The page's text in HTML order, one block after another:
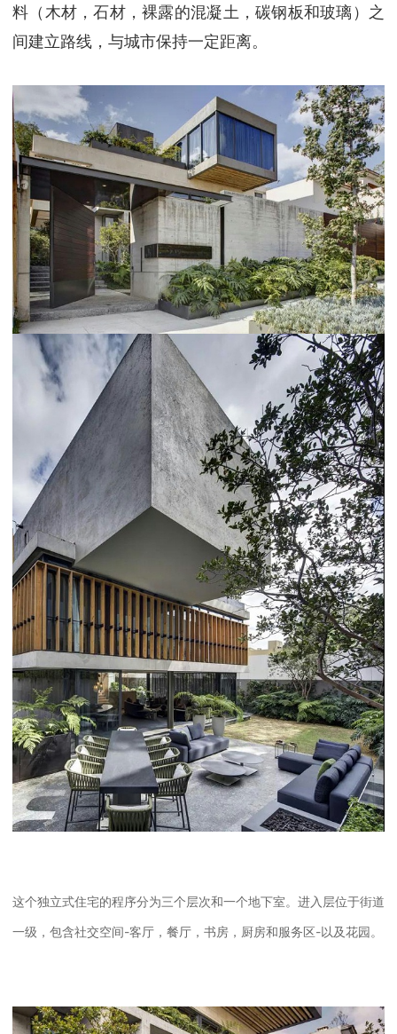
料（木材，石材，裸露的混凝土，碳钢板和玻璃）之
间建立路线，与城市保持一定距离。
这个独立式住宅的程序分为三个层次和一个地下室。 进入层位于街道
一级，包含社交空间-客厅，餐厅，书房，厨房和服务区-以及花园。